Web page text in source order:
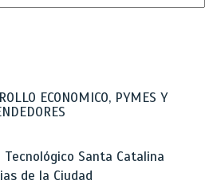
ECONOMICO, PYMES Y
Santa Catalina
de la Ciudad